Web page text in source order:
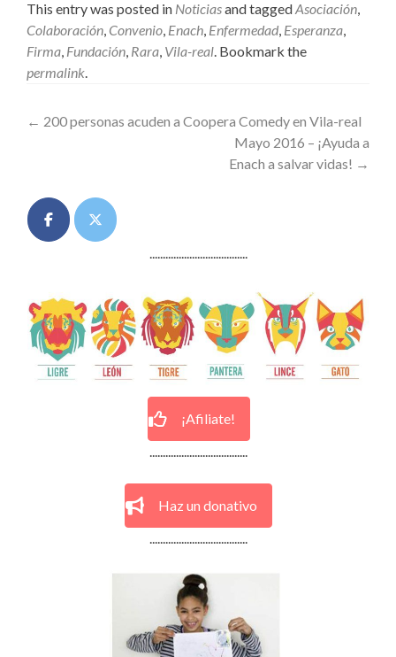
This entry was posted in Noticiasand taggedAsociación,
Colaboración, Convenio, Enach, Enfermedad, Esperanza,
Firma, Fundación, Rara, Vila-real. Bookmark the
permalink.
Post
← 200 personas acuden a Coopera Comedy en Vila-real
Mayo 2016 – ¡Ayuda a
Enach a salvar vidas! →
.....................................
¡Afiliate!
.....................................
Haz un donativo
.....................................